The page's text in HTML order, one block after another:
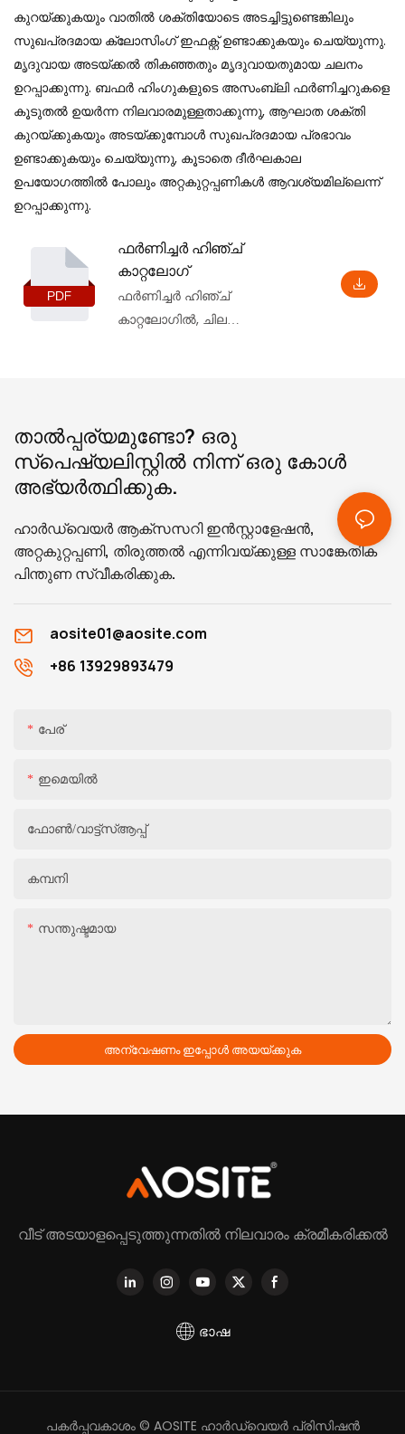
കുറയ്ക്കുകയും വാതിൽ ശക്തിയോടെ അടച്ചിട്ടുണ്ടെങ്കിലും
സുഖപ്രദമായ ക്ലോസിംഗ് ഇഫക്റ്റ് ഉണ്ടാക്കുകയും ചെയ്യുന്നു.
മൃദുവായ അടയ്ക്കൽ തികഞ്ഞതും മൃദുവായതുമായ ചലനം
ഉറപ്പാക്കുന്നു. ബഫർ ഹിംഗുകളുടെ അസംബ്ലി ഫർണിച്ചറുകളെ
കൂടുതൽ ഉയർന്ന നിലവാരമുള്ളതാക്കുന്നു, ആഘാത ശക്തി
കുറയ്ക്കുകയും അടയ്ക്കുമ്പോൾ സുഖപ്രദമായ പ്രഭാവം
ഉണ്ടാക്കുകയും ചെയ്യുന്നു, കൂടാതെ ദീർഘകാല
ഉപയോഗത്തിൽ പോലും അറ്റകുറ്റപ്പണികൾ ആവശ്യമില്ലെന്ന്
ഉറപ്പാക്കുന്നു.
ഫർണിച്ചർ ഹിഞ്ച്
കാറ്റലോഗ്
ഫർണിച്ചർ ഹിഞ്ച്
കാറ്റലോഗിൽ, ചില
അടിസ്ഥാന ഉൽപ്പന്ന വിവരങ്ങൾ
നിങ്ങൾക്ക് കണ്ടെത്താനാകും,
അത് ആഴത്തിൽ മനസ്സിലാക്കാൻ
താൽപ്പര്യമുണ്ടോ? ഒരു
സ്പെഷ്യലിസ്റ്റിൽ നിന്ന് ഒരു കോൾ
അഭ്യർത്ഥിക്കുക.
ഹാർഡ്‌വെയർ ആക്‌സസറി ഇൻസ്റ്റാളേഷൻ,
അറ്റകുറ്റപ്പണി, തിരുത്തൽ എന്നിവയ്ക്കുള്ള സാങ്കേതിക
പിന്തുണ സ്വീകരിക്കുക.
aosite01@aosite.com
+86 13929893479
പേര്
ഇമെയിൽ
ഫോൺ/വാട്ട്‌സ്ആപ്പ്
കമ്പനി
സന്തുഷ്ടമായ
അന്വേഷണം ഇപ്പോൾ അയയ്ക്കുക
വീട് അടയാളപ്പെടുത്തുന്നതിൽ നിലവാരം ക്രമീകരിക്കൽ
ഭാഷ
പകർപ്പവകാശം © AOSITE ഹാർഡ്‌വെയർ പ്രിസിഷൻ